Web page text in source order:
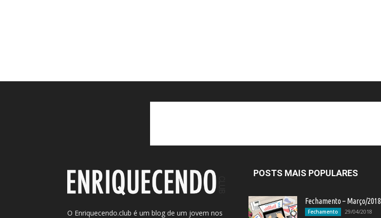
O Enriquecendo.club é um blog de um jovem nos
POSTS MAIS POPULARES
Fechamento – Março/2018
Fechamento 29/04/2018